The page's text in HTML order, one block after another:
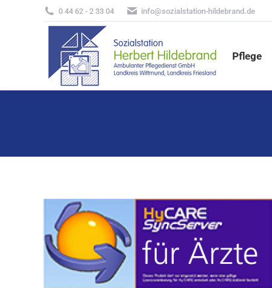
0 44 62 - 2 33 04 info@sozialstation-hildebrand.de
Pflege